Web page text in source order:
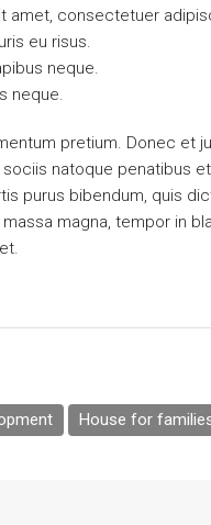
amet, consectetuer
eu risus.
neque.
neque.
pretium. Donec et
natoque penatibus
purus bibendum, quis
magna, tempor in
House for